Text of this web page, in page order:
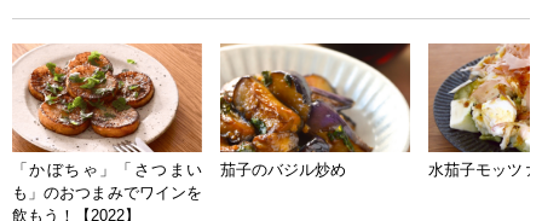
「かぼちゃ」「さつまい
も」のおつまみでワインを
飲もう！【2022】
茄子のバジル炒め 水茄子モッツァ